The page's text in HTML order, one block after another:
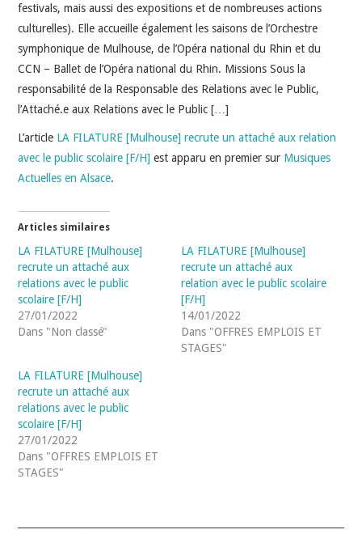
DOKO
festivals, mais aussi des expositions et de nombreuses actions
culturelles). Elle accueille également les saisons de l’Orchestre
symphonique de Mulhouse, de l’Opéra national du Rhin et du
CCN – Ballet de l’Opéra national du Rhin. Missions Sous la
responsabilité de la Responsable des Relations avec le Public,
l’Attaché.e aux Relations avec le Public […]
L’article LA FILATURE [Mulhouse] recrute un attaché aux relation
avec le public scolaire [F/H] est apparu en premier sur Musiques
Actuelles en Alsace.
Articles similaires
LA FILATURE [Mulhouse]
recrute un attaché aux
relations avec le public
scolaire [F/H]
27/01/2022
Dans "Non classé"
LA FILATURE [Mulhouse]
recrute un attaché aux
relation avec le public scolaire
[F/H]
14/01/2022
Dans "OFFRES EMPLOIS ET
STAGES"
LA FILATURE [Mulhouse]
recrute un attaché aux
relations avec le public
scolaire [F/H]
27/01/2022
Dans "OFFRES EMPLOIS ET
STAGES"